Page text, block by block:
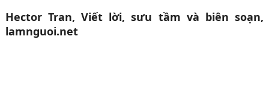
Hector Tran, Viết lời, sưu tầm và biên soạn,
lamnguoi.net